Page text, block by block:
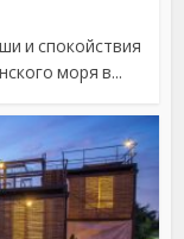
и спокойствия
моря в...